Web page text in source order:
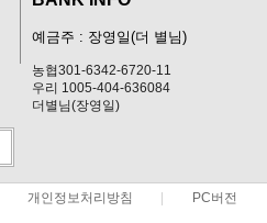
예금주 : 장영일(더 별님)
농협301-6342-6720-11
우리 1005-404-636084
더별님(장영일)
개인정보처리방침 PC버전